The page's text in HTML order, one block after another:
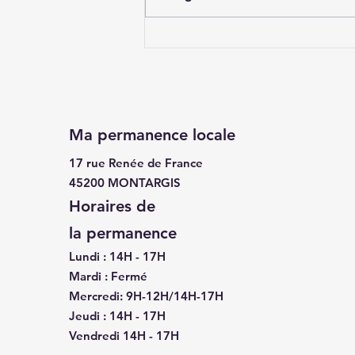
Ma permanence locale
17 rue Renée de France
45200 MONTARGIS
Horaires de
la permanence
Lundi : 14H - 17H
Mardi : Fermé
Mercredi: 9H-12H/14H-17H
Jeudi : 14H - 17H
Vendredi 14H - 17H